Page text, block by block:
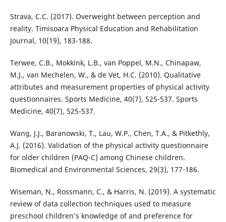
Strava, C.C. (2017). Overweight between perception and
reality. Timisoara Physical Education and Rehabilitation
Journal, 10(19), 183-188.
Terwee, C.B., Mokkink, L.B., van Poppel, M.N., Chinapaw,
M.J., van Mechelen, W., & de Vet, H.C. (2010). Qualitative
attributes and measurement properties of physical activity
questionnaires. Sports Medicine, 40(7), 525-537. Sports
Medicine, 40(7), 525-537.
Wang, J.J., Baranowski, T., Lau, W.P., Chen, T.A., & Pitkethly,
A.J. (2016). Validation of the physical activity questionnaire
for older children (PAQ-C) among Chinese children.
Biomedical and Environmental Sciences, 29(3), 177-186.
Wiseman, N., Rossmann, C., & Harris, N. (2019). A systematic
review of data collection techniques used to measure
preschool children’s knowledge of and preference for